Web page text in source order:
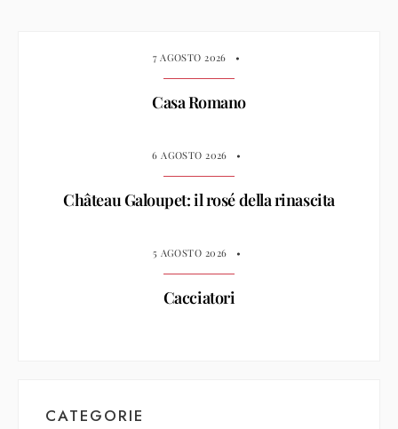
7 AGOSTO 2026 •
Casa Romano
6 AGOSTO 2026 •
Château Galoupet: il rosé della rinascita
5 AGOSTO 2026 •
Cacciatori
CATEGORIE